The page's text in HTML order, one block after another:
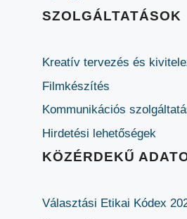
SZOLGÁLTATÁSOK
Kreatív tervezés és
Filmkészítés
Kommunikációs
Hirdetési lehetőségek
KÖZÉRDEKŰ
Választási Etikai Kódex